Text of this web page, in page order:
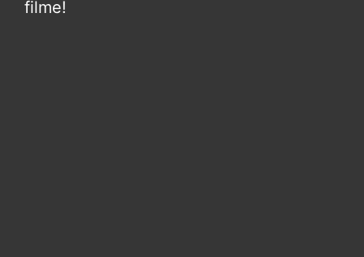
filme!